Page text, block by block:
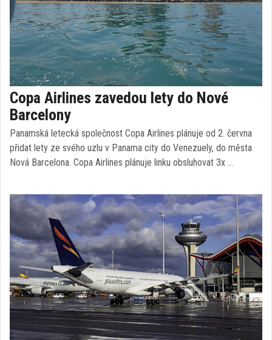
Copa Airlines zavedou lety do Nové
Barcelony
Panamská letecká společnost Copa Airlines plánuje od 2. června
přidat lety ze svého uzlu v Panama city do Venezuely, do města
Nová Barcelona. Copa Airlines plánuje linku obsluhovat 3x …